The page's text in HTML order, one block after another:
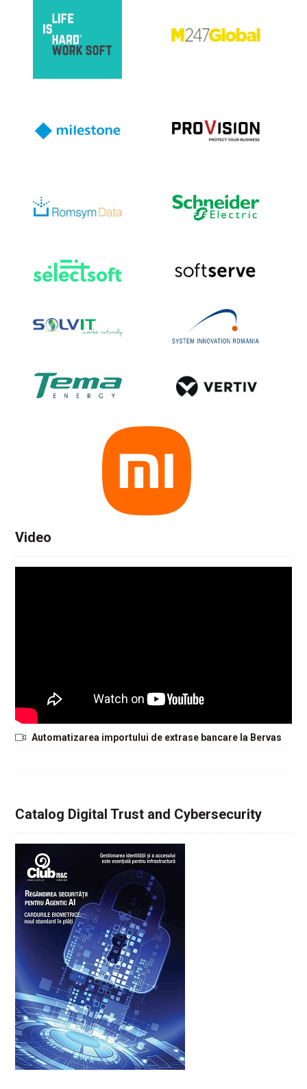
Video
Automatizarea importului de extrase bancare la Bervas
Catalog Digital Trust and Cybersecurity